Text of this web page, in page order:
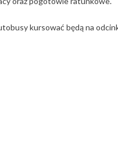
kursować będą na